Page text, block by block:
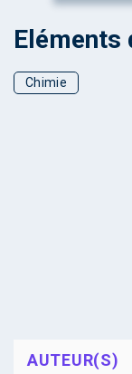
Eléments
Chimie
AUTEUR(S)